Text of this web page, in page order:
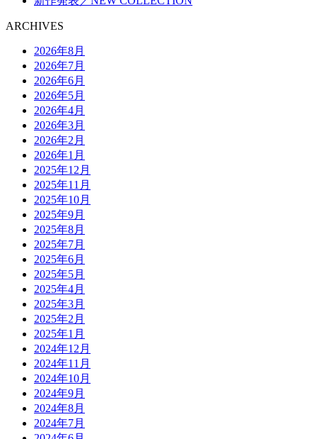
ARCHIVES
2026年8月
2026年7月
2026年6月
2026年5月
2026年4月
2026年3月
2026年2月
2026年1月
2025年12月
2025年11月
2025年10月
2025年9月
2025年8月
2025年7月
2025年6月
2025年5月
2025年4月
2025年3月
2025年2月
2025年1月
2024年12月
2024年11月
2024年10月
2024年9月
2024年8月
2024年7月